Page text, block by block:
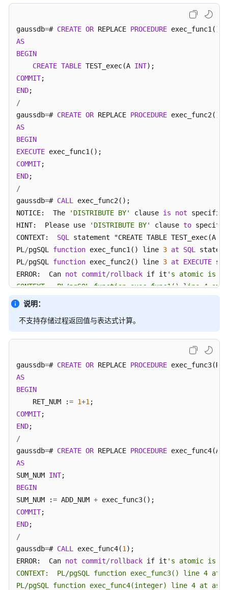
gaussdb=# CREATE OR REPLACE PROCEDURE
AS
BEGIN
CREATE TABLE TEST_exec(A INT
COMMIT
END
/
gaussdb=# CREATE OR REPLACE PROCEDURE
AS
BEGIN
EXECUTE
COMMIT
END
/
gaussdb=# CALL
exec_func2();
NOTICE:  The
'DISTRIBUTE BY' clause is not
HINT:  Please use
'DISTRIBUTE BY' clause to specify
CONTEXT: SQL
statement "CREATE TABLE TEST_exec(A
PL /pgSQL function exec_func1() line 3 at SQL
PL /pgSQL function exec_func2() line 3 at EXECUTE
ERROR:  Can not commit/rollback if it 's atomic is
CONTEXT:  PL/pgSQL function exec_func1() line 4 at
PL/pgSQL function exec_func2() line 3 at EXECUTE
说明：
不支持存储过程返回值与表达式计算。
gaussdb=# CREATE OR REPLACE PROCEDURE
AS
BEGIN
    RET_NUM :
= 1+1
COMMIT
END
/
gaussdb=# CREATE OR REPLACE PROCEDURE
AS
SUM_NUM INT
BEGIN
SUM_NUM := ADD_NUM +
COMMIT
END
/
gaussdb=# CALL exec_func4(1 );
ERROR:  Can not commit/rollback if it 's atomic is
CONTEXT:  PL/pgSQL function exec_func3() line 4 at
PL/pgSQL function exec_func4(integer) line 4 at